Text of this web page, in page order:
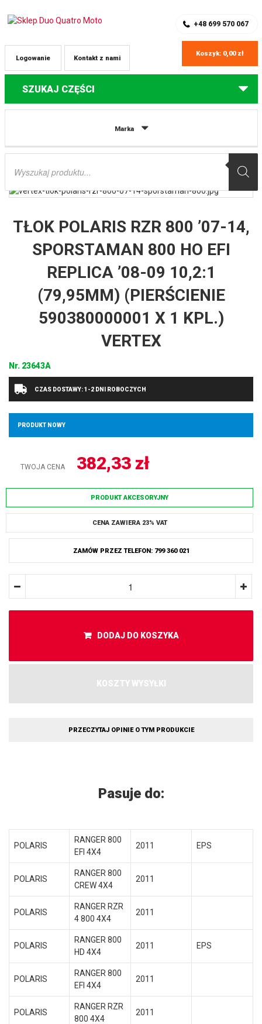
+48 699 570 067
Kontakt z nami
Logowanie
Koszyk: 0,00 zł
SZUKAJ CZĘŚCI
Marka
Wyszukiwarka
Części do quadów Polaris
590380000001 X 1 KPL.) VERTEX
TŁOK POLARIS RZR 800 ’07-14,
SPORSTAMAN 800 HO EFI
REPLICA ’08-09 10,2:1
(79,95MM) (PIERŚCIENIE
590380000001 X 1 KPL.)
VERTEX
Nr. 23643A
CZAS DOSTAWY: 1-2 DNI ROBOCZYCH
PRODUKT NOWY
TWOJA CENA 382,33 zł
PRODUKT AKCESORYJNY
CENA ZAWIERA 23% VAT
ZAMÓW PRZEZ TELEFON: 799 360 021
DODAJ DO KOSZYKA
KOSZTY WYSYŁKI
PRZECZYTAJ OPINIE O TYM PRODUKCIE
Pasuje do:
POLARIS
RANGER 800
EFI 4X4
2011 EPS
POLARIS
RANGER 800
CREW 4X4
2011
POLARIS
RANGER RZR
4 800 4X4
2011
POLARIS
RANGER 800
HD 4X4
2011 EPS
POLARIS
RANGER 800
EFI 4X4
2011
POLARIS
RANGER RZR
800 4X4
2011